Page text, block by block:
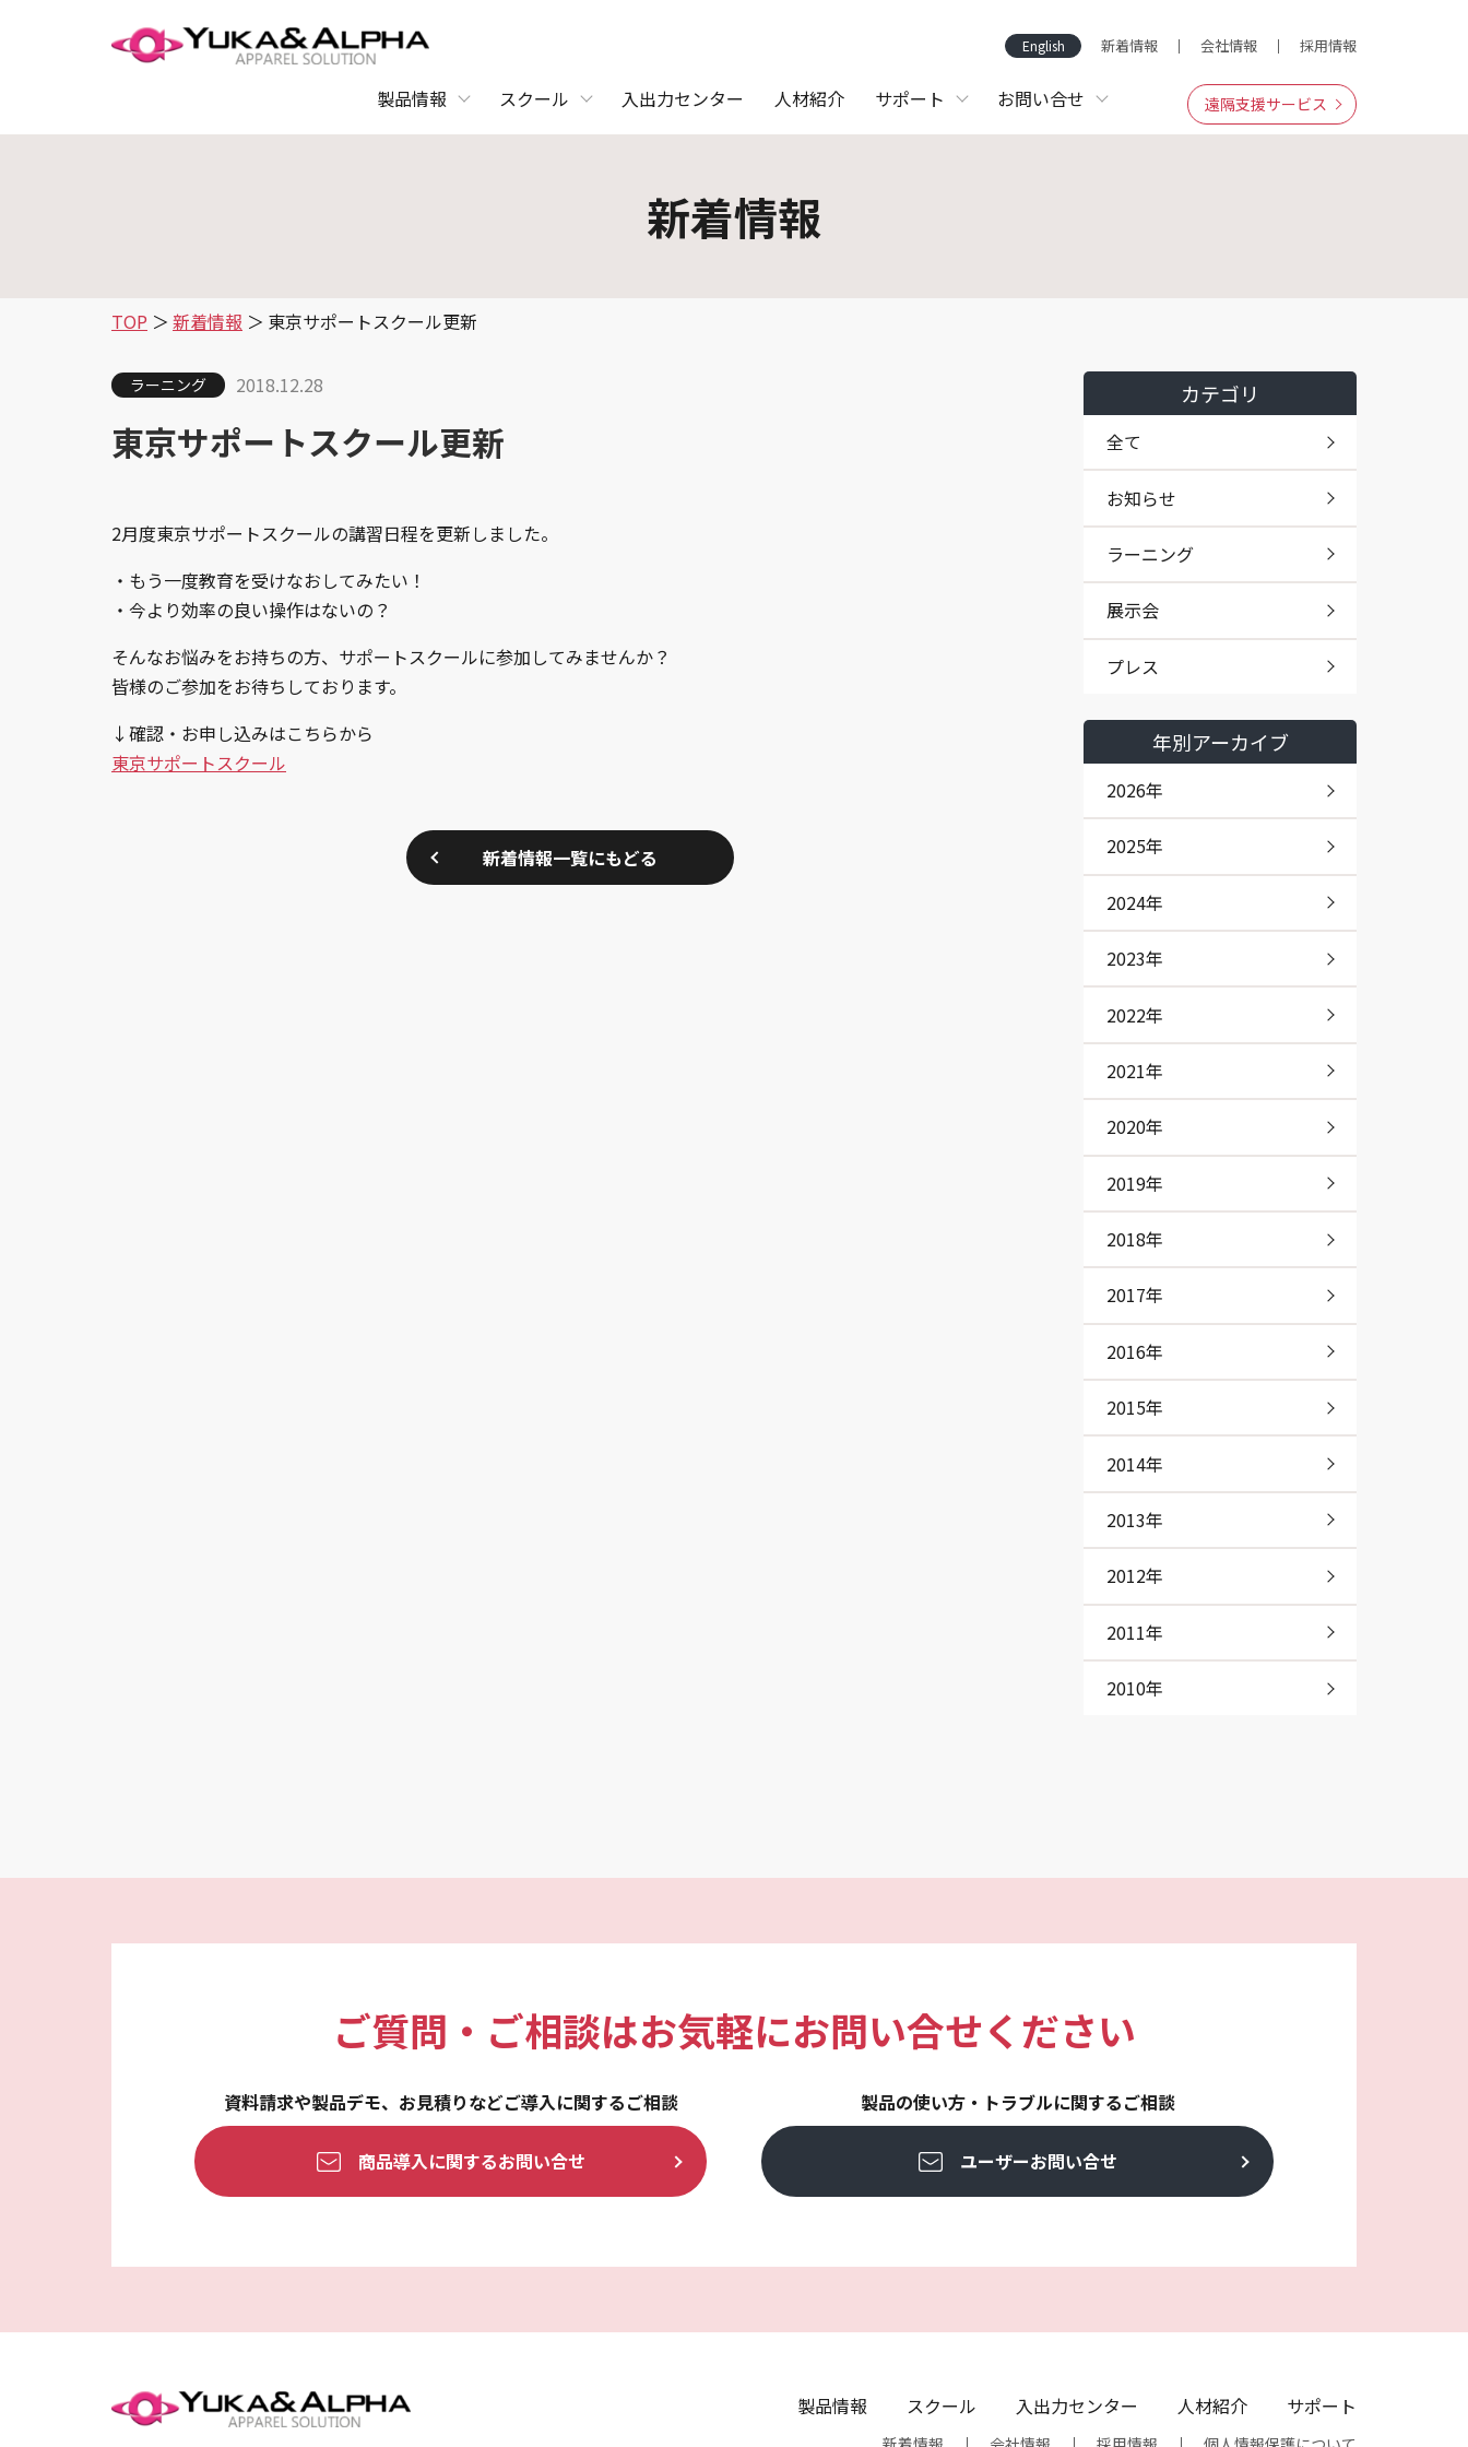
English 新着情報 会社情報 採用情報
製品情報 スクール 入出力センター 人材紹介 サポート お問い合せ 遠隔支援サービス
新着情報
TOP 新着情報 東京サポートスクール更新
ラーニング 2018.12.28
東京サポートスクール更新
2月度東京サポートスクールの講習日程を更新しました。
・もう一度教育を受けなおしてみたい！
・今より効率の良い操作はないの？
そんなお悩みをお持ちの方、サポートスクールに参加してみませんか？
皆様のご参加をお待ちしております。
↓確認・お申し込みはこちらから
東京サポートスクール
新着情報一覧にもどる
カテゴリ
全て
お知らせ
ラーニング
展示会
プレス
年別アーカイブ
2026年
2025年
2024年
2023年
2022年
2021年
2020年
2019年
2018年
2017年
2016年
2015年
2014年
2013年
2012年
2011年
2010年
ご質問・ご相談はお気軽にお問い合せください
資料請求や製品デモ、 お見積りなどご導入に関するご相談
商品導入に関するお問い合せ
製品の使い方・トラブルに関するご相談
ユーザーお問い合せ
製品情報 スクール 入出力センター 人材紹介 サポート